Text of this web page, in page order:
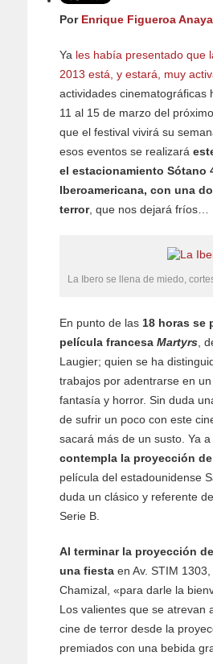
Por Enrique Figueroa Anaya
Ya les había presentado que
2013 está, y estará, muy
actividades cinematográficas
11 al 15 de marzo del
que el festival vivirá su
esos eventos se realizará
el estacionamiento Sótano
Iberoamericana, con una
terror, que nos dejará fríos…
La Ibero se llena de miedo,
En punto de las 18 horas se
película francesa Martyrs ,
Laugier; quien se ha
trabajos por adentrarse en
fantasía y horror. Sin duda
de sufrir un poco con este
sacará más de un susto. Ya a
contempla la proyección de
película del estadounidense
duda un clásico y referente
Serie B.
Al terminar la proyección
una fiesta en Av. STIM
Chamizal, «para darle la
Los valientes que se atrevan
cine de terror desde la
premiados con una bebida